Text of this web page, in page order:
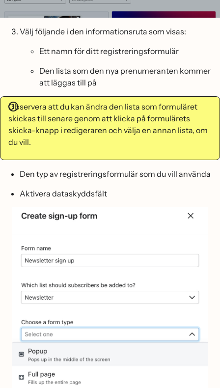
Välj följande i den informationsruta som visas:
Ett namn för ditt registreringsformulär
Den lista som den nya prenumeranten kommer
att läggas till på
Observera att du kan ändra den lista som formuläret
skickas till senare genom att klicka på formulärets
skicka-knapp i redigeraren och välja en annan lista, om
du vill.
Den typ av registreringsformulär som du vill använda
Aktivera dataskyddsfält